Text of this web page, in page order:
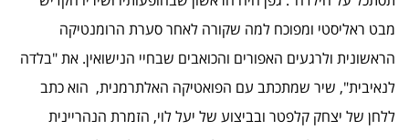
מבט ראליסטי ומפוכח למה שקורה לאחר סערת הרומנטיקה
הראשונית ולרגעים האפורים והכואבים שבחיי הנישואין. את "בלדה
לנאיבית", שיר שמתכתב עם הפואטיקה האלתרמנית, הוא כתב
ללחן של יצחק קלפטר ובביצוע של יעל לוי, הזמרת הנהריינית